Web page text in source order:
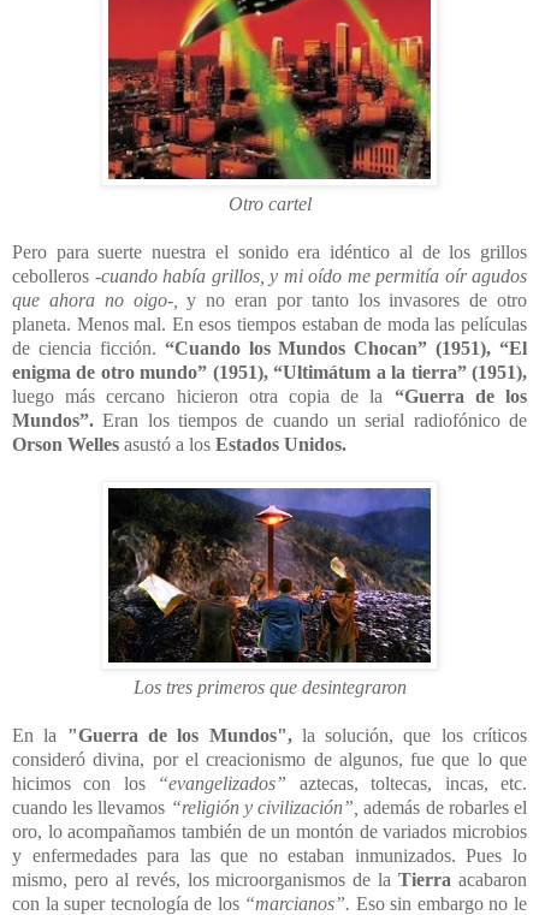
Otro cartel
Pero para suerte nuestra el sonido era idéntico al de los grillos
cebolleros -cuando había grillos, y mi oído me permitía oír agudos
que ahora no oigo-,
y no eran por tanto los invasores de otro
planeta. Menos mal. En esos tiempos estaban de moda las películas
de ciencia ficción. “Cuando los Mundos Chocan” (1951), “El
enigma de otro mundo” (1951), “Ultimátum a la tierra” (1951),
luego más cercano hicieron otra copia de la “Guerra de los
Mundos”. Eran los tiempos de cuando un serial radiofónico de
Orson Welles asustó a los Estados Unidos.
Los tres primeros que desintegraron
En la "Guerra de los Mundos",la solución, que los críticos
consideró divina, por el creacionismo de algunos, fue que lo que
hicimos con los
“evangelizados” aztecas, toltecas, incas, etc.
cuando les llevamos “religión y civilización”, además de robarles el
oro, lo acompañamos también de un montón de variados microbios
y enfermedades para las que no estaban inmunizados. Pues lo
mismo, pero al revés, los microorganismos de la Tierraacabaron
con la super tecnología de los “marcianos”. Eso sin embargo no le